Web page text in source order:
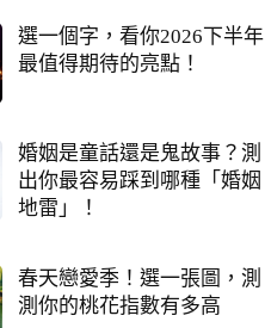
選一個字，看你2026下半年
最值得期待的亮點！
婚姻是童話還是鬼故事？測
出你最容易踩到哪種「婚姻
地雷」！
春天戀愛季！選一張圖，測
測你的桃花指數有多高